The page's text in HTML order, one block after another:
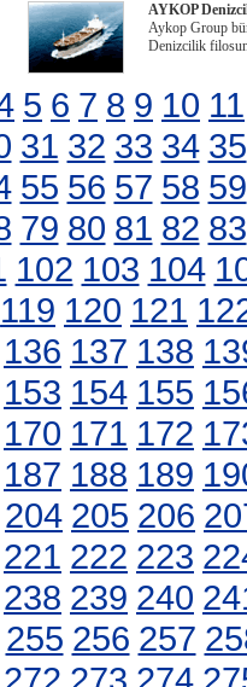
AYKOP
Aykop Group
Denizcilik
5 6 7 8 9 10 11
31 32 33 34 35
55 56 57 58 59
79 80 81 82 83
102 103 104
119 120 121
136 137 138
153 154 155
170 171 172
187 188 189
204 205 206
221 222 223
238 239 240
255 256 257